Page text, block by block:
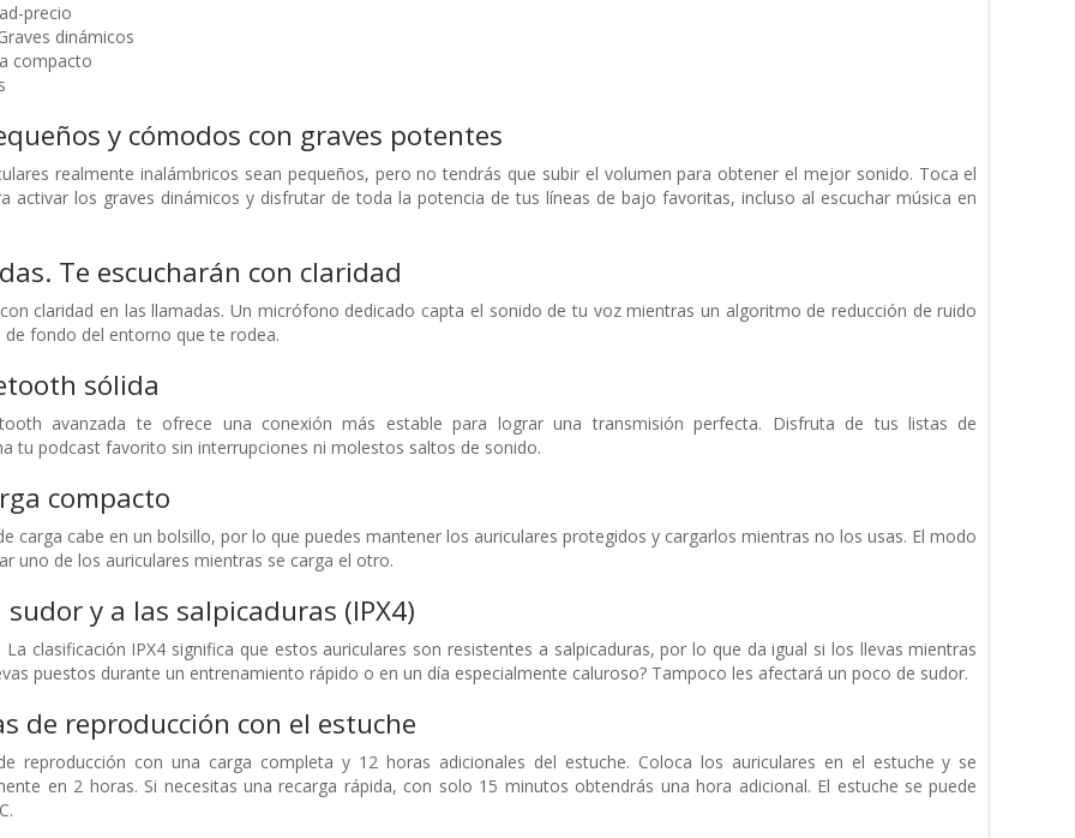
precio
dinámicos
compacto
y cómodos con graves potentes
realmente inalámbricos sean pequeños, pero no tendrás que subir el volumen para obtener el mejor sonido. Toca el
activar los graves dinámicos y disfrutar de toda la potencia de tus líneas de bajo favoritas, incluso al escuchar música en
Te escucharán con claridad
claridad en las llamadas. Un micrófono dedicado capta el sonido de tu voz mientras un algoritmo de reducción de ruido
de fondo del entorno que te rodea.
sólida
avanzada te ofrece una conexión más estable para lograr una transmisión perfecta. Disfruta de tus listas de
tu podcast favorito sin interrupciones ni molestos saltos de sonido.
compacto
carga cabe en un bolsillo, por lo que puedes mantener los auriculares protegidos y cargarlos mientras no los usas. El modo
uno de los auriculares mientras se carga el otro.
y a las salpicaduras (IPX4)
clasificación IPX4 significa que estos auriculares son resistentes a salpicaduras, por lo que da igual si los llevas mientras
puestos durante un entrenamiento rápido o en un día especialmente caluroso? Tampoco les afectará un poco de sudor.
de reproducción con el estuche
reproducción con una carga completa y 12 horas adicionales del estuche. Coloca los auriculares en el estuche y se
en 2 horas. Si necesitas una recarga rápida, con solo 15 minutos obtendrás una hora adicional. El estuche se puede